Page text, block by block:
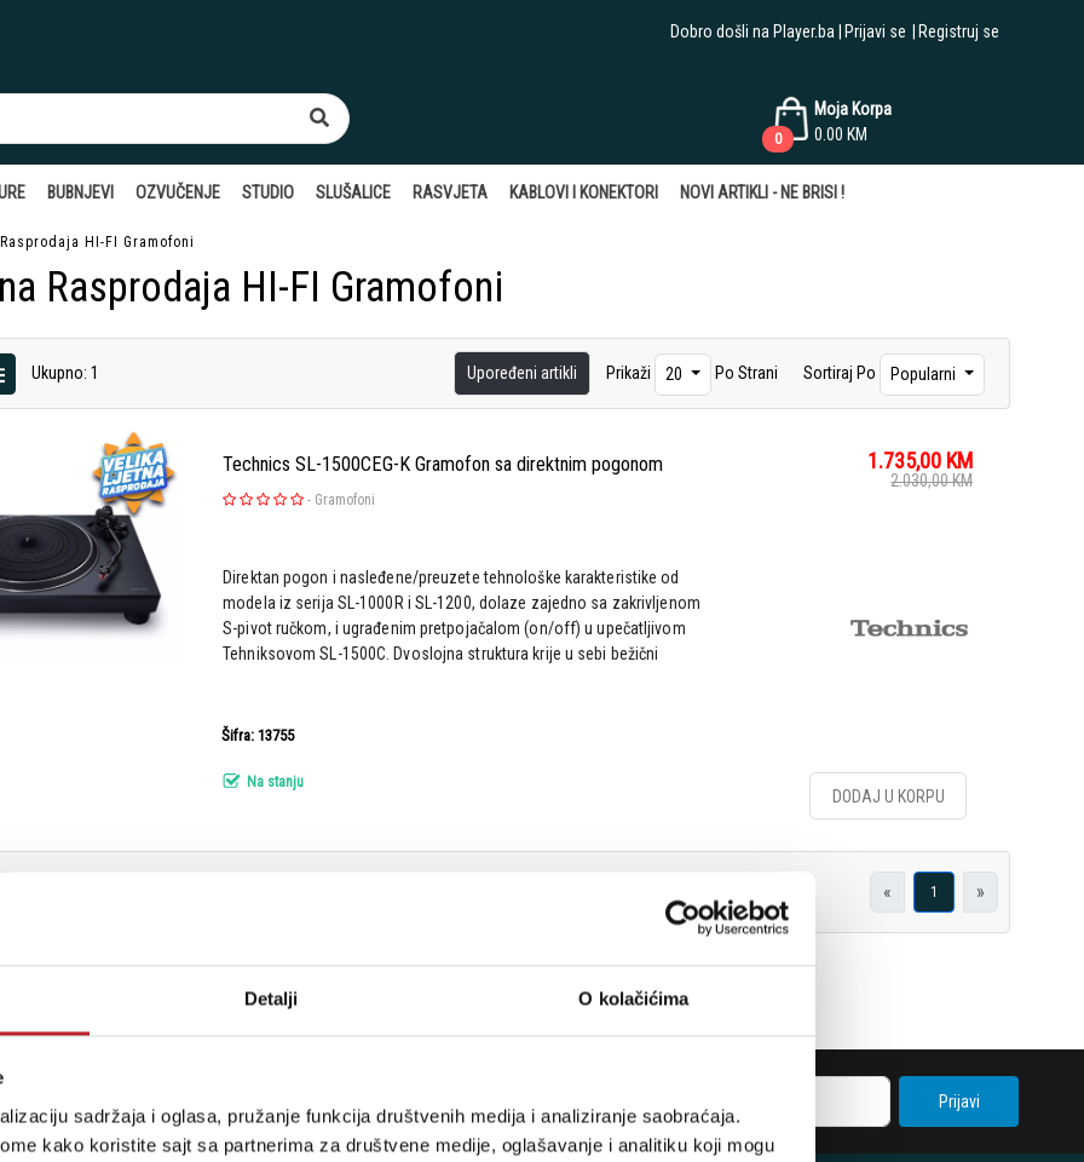
Detalji O kolačićima
sadržaja i oglasa, pružanje funkcija društvenih medija i analiziranje saobraćaja.
kako koristite sajt sa partnerima za društvene medije, oglašavanje i analitiku koji mogu
Dobro došli na Player.ba Prijavi se Registruj se
Moja Korpa
0.00 KM
0
BUBNJEVI OZVUČENJE STUDIO SLUŠALICE RASVJETA KABLOVI I KONEKTORI NOVI ARTIKLI - NE BRISI !
HI-FI Gramofoni
Rasprodaja HI-FI Gramofoni
Ukupno: 1 Upoređeni artikli Prikaži 20 Po Strani Sortiraj Po Popularni
Technics SL-1500CEG-K Gramofon sa direktnim pogonom
- Gramofoni
1.735,00 KM
2.030,00KM
Direktan pogon i nasleđene/preuzete tehnološke karakteristike od
modela iz serija SL-1000R i SL-1200, dolaze zajedno sa zakrivljenom
S-pivot ručkom, i ugrađenim pretpojačalom (on/off) u upečatljivom
Tehniksovom SL-1500C. Dvoslojna struktura krije u sebi bežični
Šifra: 13755
Na stanju
DODAJ U KORPU
« 1 »
prijavite se na naš NEWSLETTER! Prijavi